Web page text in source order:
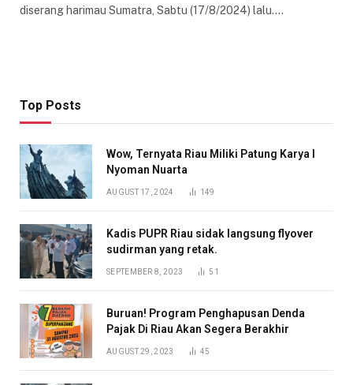
diserang harimau Sumatra, Sabtu (17/8/2024) lalu.…
Top Posts
Wow, Ternyata Riau Miliki Patung Karya I
Nyoman Nuarta
AUGUST 17, 2024 149
Kadis PUPR Riau sidak langsung flyover
sudirman yang retak.
SEPTEMBER 8, 2023 51
Buruan! Program Penghapusan Denda
Pajak Di Riau Akan Segera Berakhir
AUGUST 29, 2023 45